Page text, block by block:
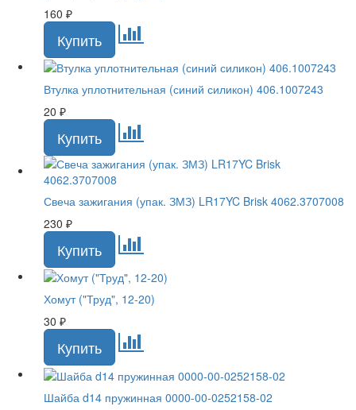
160 ₽
Втулка уплотнительная (синий силикон) 406.1007243
20 ₽
Свеча зажигания (упак. ЗМЗ) LR17YC Brisk 4062.3707008
230 ₽
Хомут ("Труд", 12-20)
30 ₽
Шайба d14 пружинная 0000-00-0252158-02